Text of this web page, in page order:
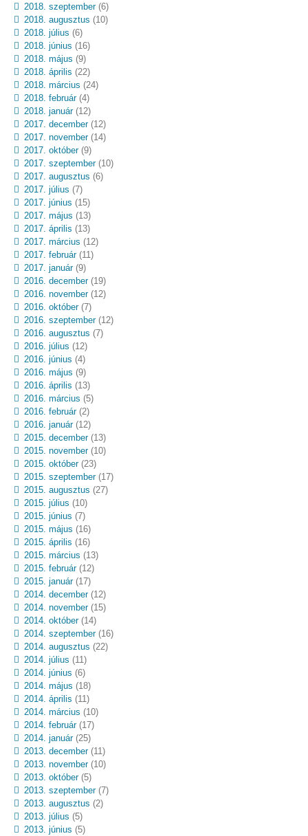
2018. szeptember(6)
2018. augusztus (10)
2018. július (6)
2018. június (16)
2018. május (9)
2018. április (22)
2018. március (24)
2018. február(4)
2018. január(12)
2017. december(12)
2017. november(14)
2017. október(9)
2017. szeptember(10)
2017. augusztus (6)
2017. július (7)
2017. június (15)
2017. május (13)
2017. április (13)
2017. március (12)
2017. február(11)
2017. január(9)
2016. december(19)
2016. november(12)
2016. október(7)
2016. szeptember(12)
2016. augusztus (7)
2016. július (12)
2016. június (4)
2016. május (9)
2016. április (13)
2016. március (5)
2016. február(2)
2016. január(12)
2015. december(13)
2015. november(10)
2015. október(23)
2015. szeptember(17)
2015. augusztus (27)
2015. július (10)
2015. június (7)
2015. május (16)
2015. április (16)
2015. március (13)
2015. február(12)
2015. január(17)
2014. december(12)
2014. november(15)
2014. október(14)
2014. szeptember(16)
2014. augusztus (22)
2014. július (11)
2014. június (6)
2014. május (18)
2014. április (11)
2014. március (10)
2014. február(17)
2014. január(25)
2013. december(11)
2013. november(10)
2013. október(5)
2013. szeptember(7)
2013. augusztus (2)
2013. július (5)
2013. június (5)